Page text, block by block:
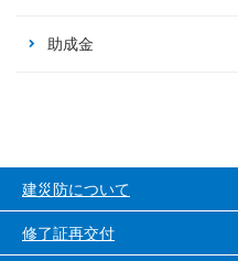
助成金
建災防について
修了証再交付